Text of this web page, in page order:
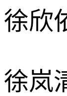
徐欣
徐岚